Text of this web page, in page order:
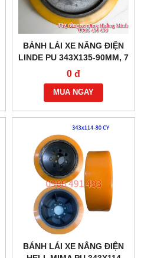
BÁNH LÁI XE NÂNG ĐIỆN
LINDE PU 343X135-90MM, 7
LỖ ỐC
0 đ
MUA NGAY
BÁNH LÁI XE NÂNG ĐIỆN